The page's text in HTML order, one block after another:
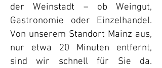
der Weinstadt – ob Weingut,
Gastronomie oder Einzelhandel.
Von unserem Standort Mainz aus,
nur etwa 20 Minuten entfernt,
sind wir schnell für Sie da.